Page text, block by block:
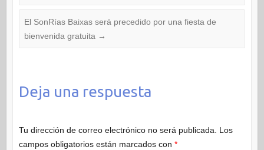
El SonRías Baixas será precedido por una fiesta de
bienvenida gratuita →
Deja una respuesta
Tu dirección de correo electrónico no será publicada.
Los
campos obligatorios están marcados con *